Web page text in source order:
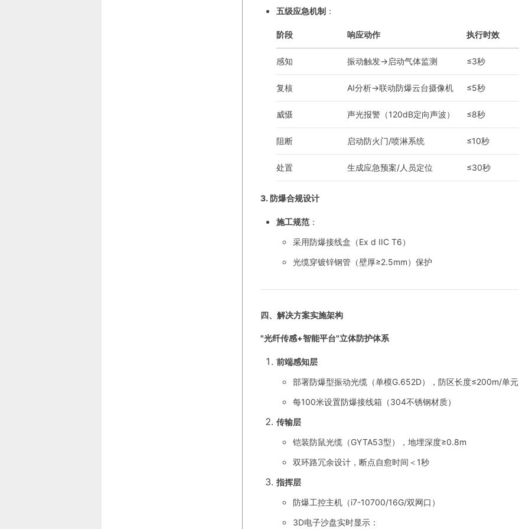
五级应急机制 ：
阶段 响应动作 执行时效
感知 振动触发→启动气体监测 ≤3秒
复核 AI分析→联动防爆云台摄像机 ≤5秒
威慑 声光报警（120dB定向声波） ≤8秒
阻断 启动防火门/喷淋系统 ≤10秒
处置 生成应急预案/人员定位 ≤30秒
3. 防爆合规设计
施工规范 ：
采用防爆接线盒（Ex d IIC T6）
光缆穿镀锌钢管（壁厚≥2.5mm）保护
四、解决方案实施架构
"光纤传感+智能平台"立体防护体系
前端感知层
部署防爆型振动光缆（单模G.652D），防区长度≤200m/单元
每100米设置防爆接线箱（304不锈钢材质）
传输层
铠装防鼠光缆（GYTA53型），地埋深度≥0.8m
双环路冗余设计，断点自愈时间＜1秒
指挥层
防爆工控主机（i7-10700/16G/双网口）
3D电子沙盘实时显示：